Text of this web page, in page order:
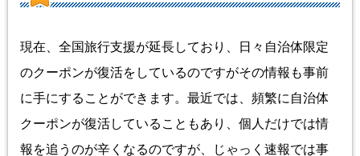
現在、全国旅行支援が延長しており、日々自治体限定
のクーポンが復活をしているのですがその情報も事前
に手にすることができます。最近では、頻繁に自治体
クーポンが復活していることもあり、個人だけでは情
報を追うのが辛くなるのですが、じゃっく速報では事